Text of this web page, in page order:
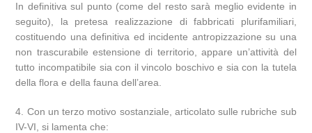
In definitiva sul punto (come del resto sarà meglio evidente in
seguito), la pretesa realizzazione di fabbricati plurifamiliari,
costituendo una definitiva ed incidente antropizzazione su una
non trascurabile estensione di territorio, appare un’attività del
tutto incompatibile sia con il vincolo boschivo e sia con la tutela
della flora e della fauna dell’area.
4. Con un terzo motivo sostanziale, articolato sulle rubriche sub
IV-VI, si lamenta che: